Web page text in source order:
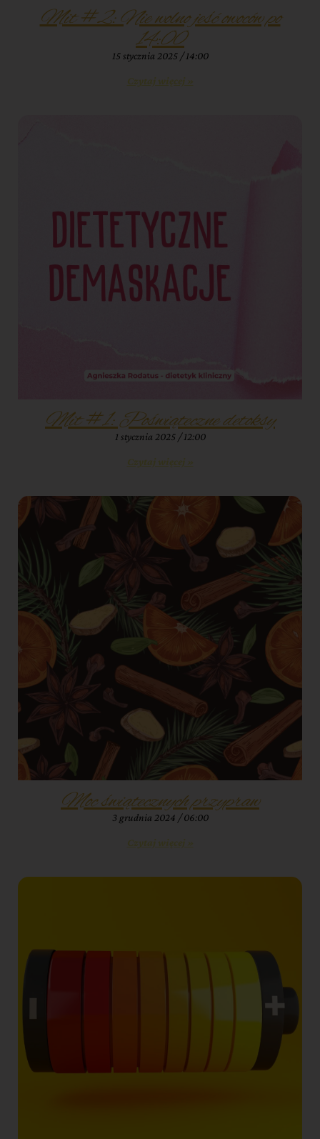
Mit #2: Nie wolno jeść owoców po
14:00
15 stycznia 2025 14:00
Czytaj więcej »
Mit #1: Poświąteczne detoksy
1 stycznia 2025 12:00
Czytaj więcej »
Moc świątecznych przypraw
3 grudnia 2024 06:00
Czytaj więcej »